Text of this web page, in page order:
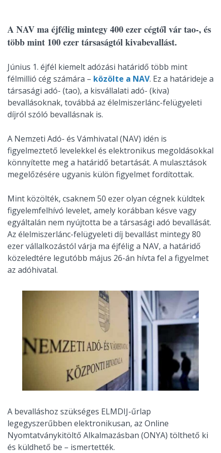
A NAV ma éjfélig mintegy 400 ezer cégtől vár tao-, és
több mint 100 ezer társaságtól kivabevallást.
Június 1. éjfél kiemelt adózási határidő több mint
félmillió cég számára – közölte a NAV. Ez a határideje a
társasági adó- (tao), a kisvállalati adó- (kiva)
bevallásoknak, továbbá az élelmiszerlánc-felügyeleti
díjról szóló bevallásnak is.
A Nemzeti Adó- és Vámhivatal (NAV) idén is
figyelmeztető levelekkel és elektronikus megoldásokkal
könnyítette meg a határidő betartását. A mulasztások
megelőzésére ugyanis külön figyelmet fordítottak.
Mint közölték, csaknem 50 ezer olyan cégnek küldtek
figyelemfelhívó levelet, amely korábban késve vagy
egyáltalán nem nyújtotta be a társasági adó bevallását.
Az élelmiszerlánc-felügyeleti díj bevallást mintegy 80
ezer vállalkozástól várja ma éjfélig a NAV, a határidő
közeledtére legutóbb május 26-án hívta fel a figyelmet
az adóhivatal.
A bevalláshoz szükséges ELMDIJ-űrlap
legegyszerűbben elektronikusan, az Online
Nyomtatványkitöltő Alkalmazásban (ONYA) tölthető ki
és küldhető be – ismertették.